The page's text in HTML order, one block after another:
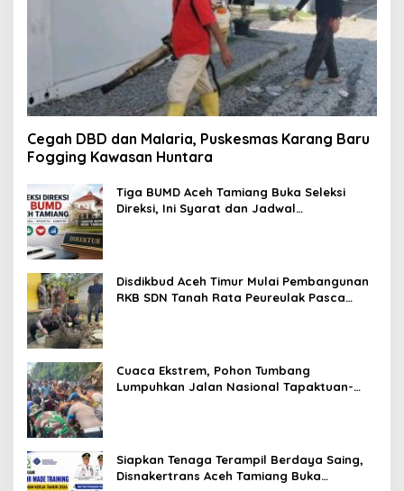
Cegah DBD dan Malaria, Puskesmas Karang Baru
Fogging Kawasan Huntara
Tiga BUMD Aceh Tamiang Buka Seleksi
Direksi, Ini Syarat dan Jadwal
Disdikbud Aceh Timur Mulai Pembangunan
RKB SDN Tanah Rata Peureulak Pasca
Cuaca Ekstrem, Pohon Tumbang
Lumpuhkan Jalan Nasional Tapaktuan-
Siapkan Tenaga Terampil Berdaya Saing,
Disnakertrans Aceh Tamiang Buka